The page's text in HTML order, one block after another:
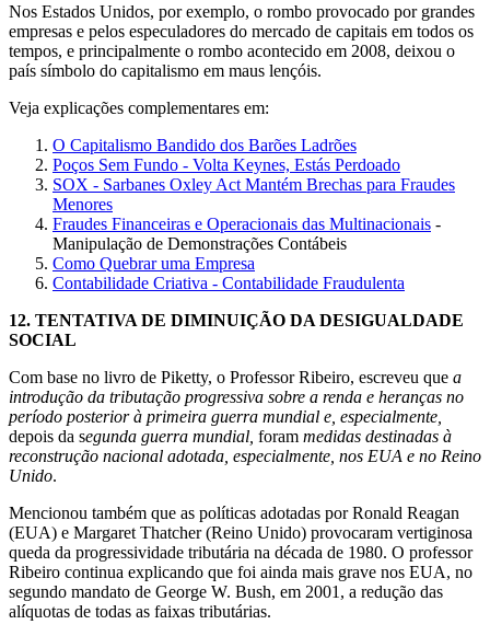
Nos Estados Unidos, por exemplo, o rombo provocado por grandes
empresas e pelos especuladores do mercado de capitais em todos os
tempos, e principalmente o rombo acontecido em 2008, deixou o
país símbolo do capitalismo em maus lençóis.
Veja explicações complementares em:
O Capitalismo Bandido dos Barões Ladrões
Poços Sem Fundo - Volta Keynes, Estás Perdoado
SOX - Sarbanes Oxley Act Mantém Brechas para Fraudes
Menores
Fraudes Financeiras e Operacionais das Multinacionais -
Manipulação de Demonstrações Contábeis
Como Quebrar uma Empresa
Contabilidade Criativa - Contabilidade Fraudulenta
12. TENTATIVA DE DIMINUIÇÃO DA DESIGUALDADE
SOCIAL
Com base no livro de Piketty, o Professor Ribeiro, escreveu que a
introdução da tributação progressiva sobre a renda e heranças no
período posterior à primeira guerra mundial e, especialmente,
depois da segunda guerra mundial, foram medidas destinadas à
reconstrução nacional adotada, especialmente, nos EUA e no Reino
Unido.
Mencionou também que as políticas adotadas por Ronald Reagan
(EUA) e Margaret Thatcher (Reino Unido) provocaram vertiginosa
queda da progressividade tributária na década de 1980. O professor
Ribeiro continua explicando que foi ainda mais grave nos EUA, no
segundo mandato de George W. Bush, em 2001, a redução das
alíquotas de todas as faixas tributárias.